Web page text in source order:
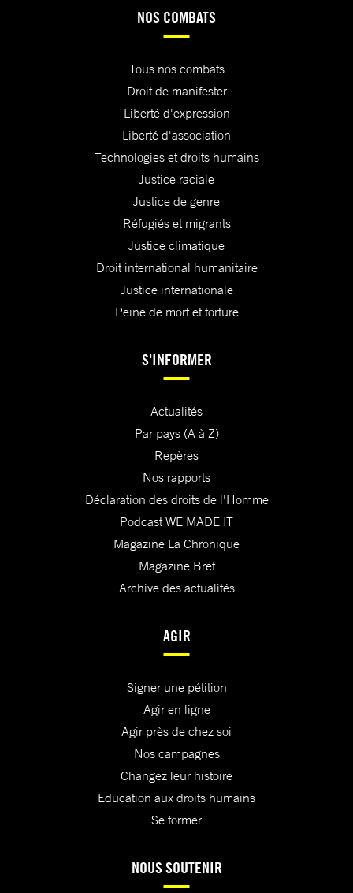
NOS COMBATS
Tous nos combats
Droit de manifester
Liberté d'expression
Liberté d'association
Technologies et droits humains
Justice raciale
Justice de genre
Réfugiés et migrants
Justice climatique
Droit international humanitaire
Justice internationale
Peine de mort et torture
S'INFORMER
Actualités
Par pays (A à Z)
Repères
Nos rapports
Déclaration des droits de l'Homme
Podcast WE MADE IT
Magazine La Chronique
Magazine Bref
Archive des actualités
AGIR
Signer une pétition
Agir en ligne
Agir près de chez soi
Nos campagnes
Changez leur histoire
Education aux droits humains
Se former
NOUS SOUTENIR